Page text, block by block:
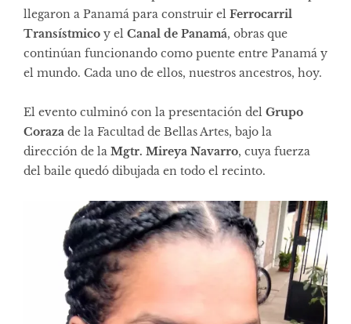
llegaron a Panamá para construir el Ferrocarril
Transístmico y el Canal de Panamá, obras que
continúan funcionando como puente entre Panamá y
el mundo. Cada uno de ellos, nuestros ancestros, hoy.
El evento culminó con la presentación del Grupo
Coraza de la Facultad de Bellas Artes, bajo la
dirección de la Mgtr. Mireya Navarro, cuya fuerza
del baile quedó dibujada en todo el recinto.